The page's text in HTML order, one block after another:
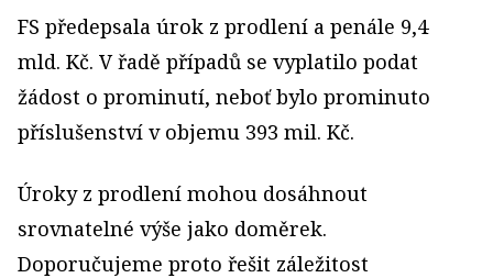
FS předepsala úrok z prodlení a penále 9,4
mld. Kč. V řadě případů se vyplatilo podat
žádost o prominutí, neboť bylo prominuto
příslušenství v objemu 393 mil. Kč.
Úroky z prodlení mohou dosáhnout
srovnatelné výše jako doměrek.
Doporučujeme proto řešit záležitost